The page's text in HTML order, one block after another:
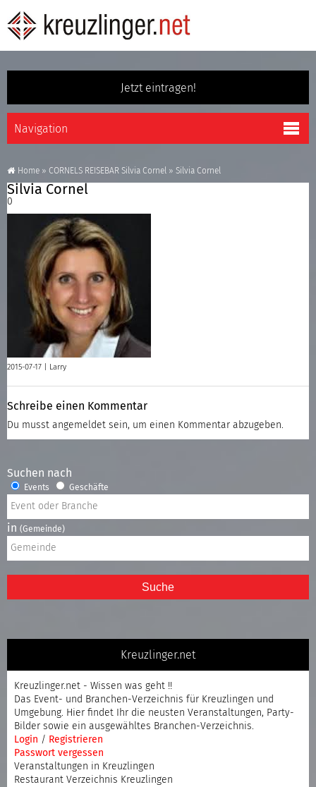
Jetzt eintragen!
Home » CORNELS REISEBAR Silvia Cornel » Silvia Cornel
Silvia Cornel
0
2015-07-17 | Larry
Schreibe einen Kommentar
Du musst angemeldet sein, um einen Kommentar abzugeben.
Suchen nach
Events Geschäfte
in (Gemeinde)
Suche
Kreuzlinger.net
Kreuzlinger.net - Wissen was geht !!
Das Event- und Branchen-Verzeichnis für Kreuzlingen und
Umgebung. Hier findet Ihr die neusten Veranstaltungen, Party-
Bilder sowie ein ausgewähltes Branchen-Verzeichnis.
Login / Registrieren
Passwort vergessen
Veranstaltungen in Kreuzlingen
Restaurant Verzeichnis Kreuzlingen